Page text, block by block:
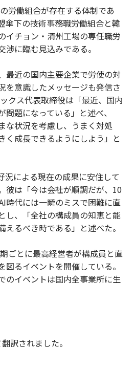
労働組合が存在する体制であ
傘下の技術事務職労働組合と韓
イチョン・清州工場の専任職労
に臨む見込みである。
最近の国内主要企業で労使の対
を意識したメッセージも発信さ
クス代表取締役は「最近、国内
題になっている」と述べ、
な状況を考慮し、うまく対処
く成長できるようにしよう」と
況による現在の成果に安住して
彼は「今は会社が順調だが、10
時代には一瞬のミスで困難に直
し、「全社の構成員の知恵と能
えるべき時である」と述べた。
ごとに最高経営者が構成員と直
るイベントを開催している。
のイベントは国内全事業所に生
訳されました。